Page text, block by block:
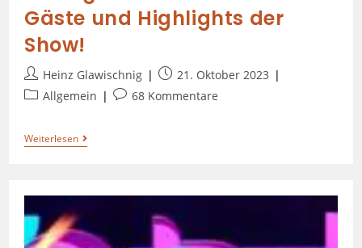
Gäste und Highlights der
Show!
Heinz Glawischnig
21. Oktober 2023
Allgemein
68 Kommentare
Weiterlesen